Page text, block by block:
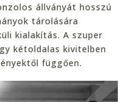
állványát hosszú
tárolására
kialakítás. A szuper
kétoldalas kivitelben
függően.